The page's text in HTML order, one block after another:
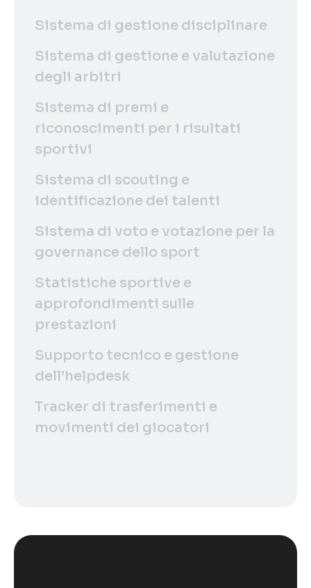
Sistema di gestione disciplinare
Sistema di gestione e valutazione
degli arbitri
Sistema di premi e
riconoscimenti per i risultati
sportivi
Sistema di scouting e
identificazione dei talenti
Sistema di voto e votazione per la
governance dello sport
Statistiche sportive e
approfondimenti sulle
prestazioni
Supporto tecnico e gestione
dell’helpdesk
Tracker di trasferimenti e
movimenti dei giocatori